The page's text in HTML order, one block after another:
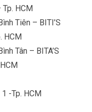
HCM
Tiên – BITI’S
HCM
Tân – BITA’S
-Tp. HCM